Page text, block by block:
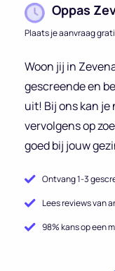
Oppas
Plaats je aanvraag
Woon jij in
gescreende en
uit! Bij ons kan je
vervolgens op
goed bij jouw
Ontvang 1-3
Lees reviews van
98% kans op een